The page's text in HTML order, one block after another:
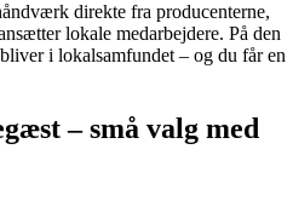
direkte fra producenterne,
lokale medarbejdere. På den
i lokalsamfundet – og du får en
– små valg med